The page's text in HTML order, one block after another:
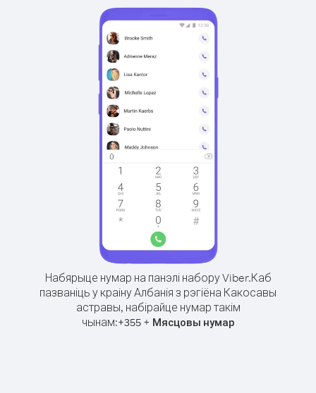
Набярыце нумар на панэлі набору Viber.Каб
пазваніць у краіну Албанія з рэгіёна Какосавы
астравы, набірайце нумар такім
чынам:+355+ Мясцовы нумар